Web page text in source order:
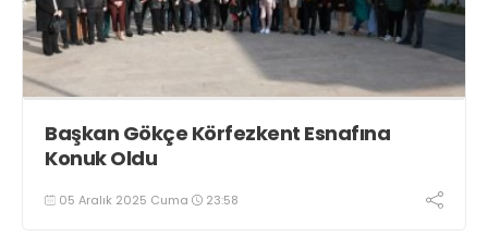
Başkan Gökçe Körfezkent Esnafına
Konuk Oldu
05 Aralık 2025 Cuma 23:58